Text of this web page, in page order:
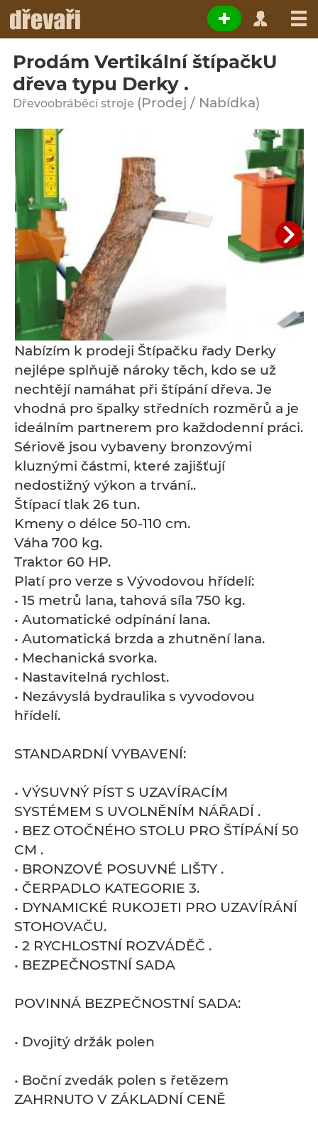
Prodám Vertikální štípačkU
dřeva typu Derky .
Dřevoobráběcí stroje (Prodej / Nabídka)
Nabízím k prodeji Štípačku řady Derky
nejlépe splňujě nároky těch, kdo se už
nechtějí namáhat při štípání dřeva. Je
vhodná pro špalky středních rozměrů a je
ideálním partnerem pro každodenní práci.
Sériově jsou vybaveny bronzovými
kluznými částmi, které zajišťují
nedostižný výkon a trvání..
Štípací tlak 26 tun.
Kmeny o délce 50-110 cm.
Váha 700 kg.
Traktor 60 HP.
Platí pro verze s Vývodovou hřídelí:
• 15 metrů lana, tahová síla 750 kg.
• Automatické odpínání lana.
• Automatická brzda a zhutnění lana.
• Mechanická svorka.
• Nastavitelná rychlost.
• Nezávyslá bydraulika s vyvodovou
hřídelí.
STANDARDNÍ VYBAVENÍ:
• VÝSUVNÝ PÍST S UZAVÍRACÍM
SYSTÉMEM S UVOLNĚNÍM NÁŘADÍ .
• BEZ OTOČNÉHO STOLU PRO ŠTÍPÁNÍ 50
CM .
• BRONZOVÉ POSUVNÉ LIŠTY .
• ČERPADLO KATEGORIE 3.
• DYNAMICKÉ RUKOJETI PRO UZAVÍRÁNÍ
STOHOVAČU.
• 2 RYCHLOSTNÍ ROZVÁDĚČ .
• BEZPEČNOSTNÍ SADA
POVINNÁ BEZPEČNOSTNÍ SADA:
• Dvojitý držák polen
• Boční zvedák polen s řetězem
ZAHRNUTO V ZÁKLADNÍ CENĚ